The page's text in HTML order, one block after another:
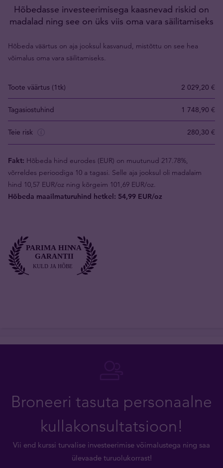
Hõbedasse investeerimisega kaasnevad riskid on
madalad ning see on üks viis oma vara säilitamiseks
Hõbeda väärtus on aja jooksul kasvanud, mistõttu on see hea
võimalus oma vara säilitamiseks.
Toote väärtus (1tk) 2 029,20 €
Tagasiostuhind 1 748,90 €
Teie risk 280,30 €
Fakt: Hõbeda hind eurodes (EUR) on muutunud 217.78%,
võrreldes perioodiga 10 a tagasi. Selle aja jooksul oli madalaim
hind 10,57 EUR/oz ning kõrgeim 101,69 EUR/oz.
Hõbeda maailmaturuhind hetkel: 54,99 EUR/oz
Broneeri tasuta personaalne
kullakonsultatsioon!
Vii end kurssi turvalise investeerimise võimalustega ning saa
ülevaade turuolukorrast!